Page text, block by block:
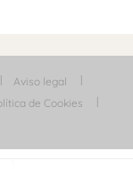
Aviso legal
de Cookies